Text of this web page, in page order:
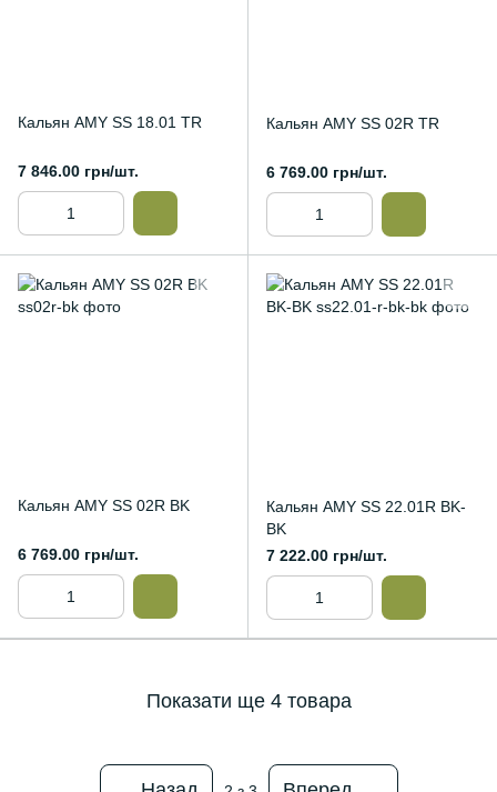
Кальян AMY SS 18.01 TR
7 846.00 грн/шт.
Кальян AMY SS 02R TR
6 769.00 грн/шт.
Кальян AMY SS 02R BK
6 769.00 грн/шт.
Кальян AMY SS 22.01R BK-
BK
7 222.00 грн/шт.
Показати ще 4 товара